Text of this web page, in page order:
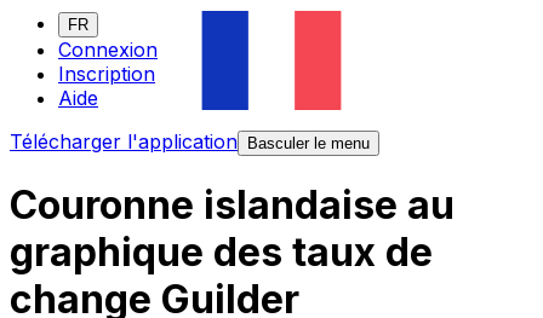
FR
Connexion
Inscription
Aide
Télécharger l'application
Basculer le menu
Couronne islandaise au
graphique des taux de
change Guilder